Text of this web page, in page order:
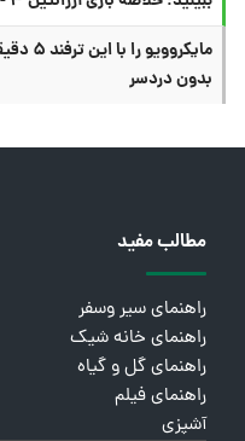
بدون دردسر
مطالب مفید
راهنمای سیر وسفر
راهنمای خانه شیک
راهنمای گل و گیاه
راهنمای فیلم
آشپزی